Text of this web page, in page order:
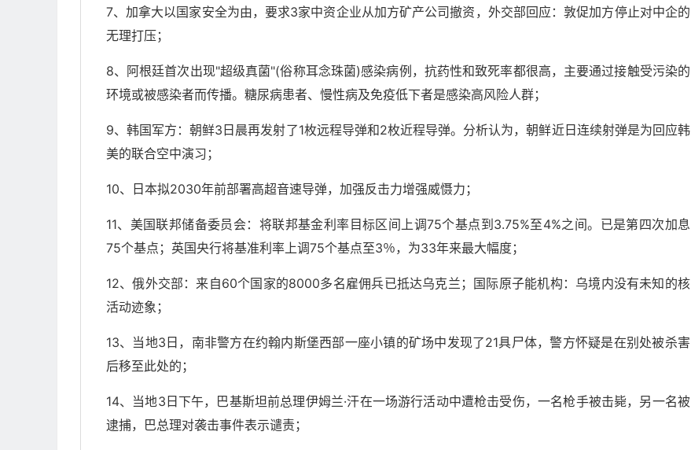
7、加拿大以国家安全为由，要求3家中资企业从加方矿产公司撤资，外交部回应：敦促加方停止对中企的
无理打压；
8、阿根廷首次出现"超级真菌"(俗称耳念珠菌)感染病例，抗药性和致死率都很高，主要通过接触受污染的
环境或被感染者而传播。糖尿病患者、慢性病及免疫低下者是感染高风险人群；
9、韩国军方：朝鲜3日晨再发射了1枚远程导弹和2枚近程导弹。分析认为，朝鲜近日连续射弹是为回应韩
美的联合空中演习；
10、日本拟2030年前部署高超音速导弹，加强反击力增强威慑力；
11、美国联邦储备委员会：将联邦基金利率目标区间上调75个基点到3.75%至4%之间。已是第四次加息
75个基点；英国央行将基准利率上调75个基点至3％，为33年来最大幅度；
12、俄外交部：来自60个国家的8000多名雇佣兵已抵达乌克兰；国际原子能机构：乌境内没有未知的核
活动迹象；
13、当地3日，南非警方在约翰内斯堡西部一座小镇的矿场中发现了21具尸体，警方怀疑是在别处被杀害
后移至此处的；
14、当地3日下午，巴基斯坦前总理伊姆兰·汗在一场游行活动中遭枪击受伤，一名枪手被击毙，另一名被
逮捕，巴总理对袭击事件表示谴责；